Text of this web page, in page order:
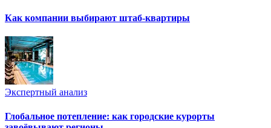
Как компании выбирают штаб-квартиры
Экспертный анализ
Глобальное потепление: как городские курорты